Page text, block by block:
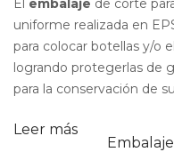
El embalaje de corte
uniforme realizada en
para colocar botellas y/o
logrando protegerlas de
para la conservación de
Leer más